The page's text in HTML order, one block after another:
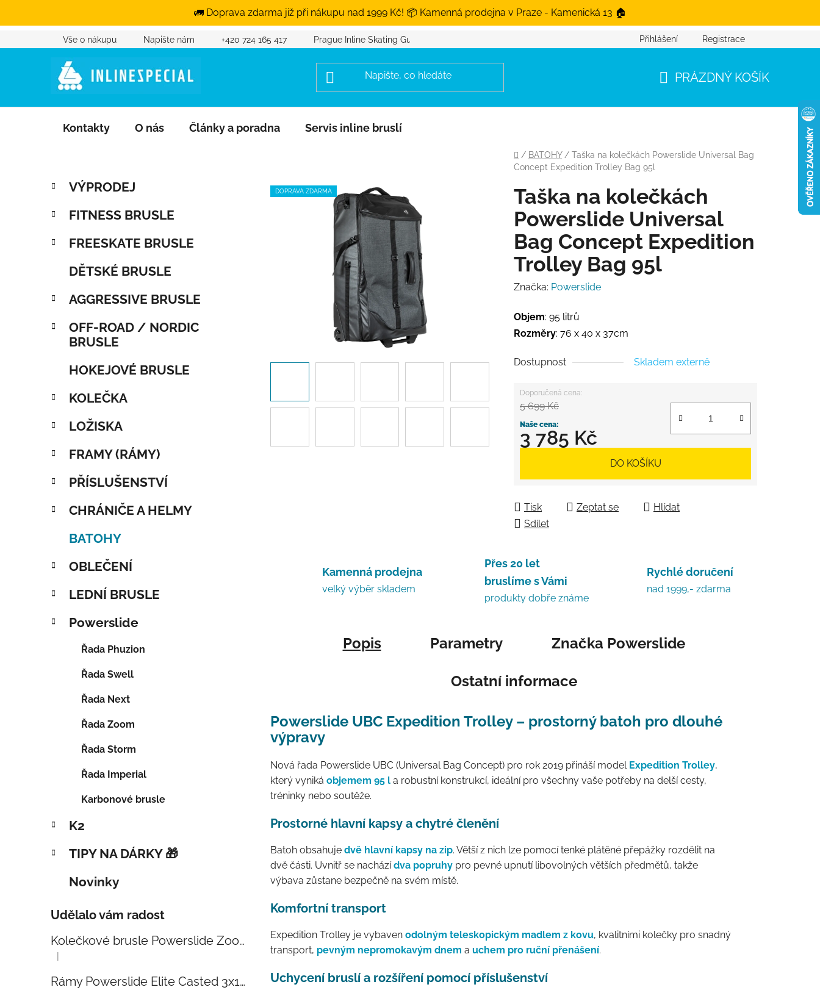
🚛 Doprava zdarma již při nákupu nad 1999 Kč! 📦 Kamenná prodejna v Praze - Kamenická 13 🏠
Přejít na obsah
Vše o nákupu Napište nám +420 724 165 417 Prague Inline Skating Guide Přihlášení Registrace
PRÁZDNÝ KOŠÍK
Kontakty O nás Články a poradna Servis inline bruslí
Domů
/ BATOHY / Taška na kolečkách Powerslide Universal Bag
Concept Expedition Trolley Bag 95l
Postranní panel
Přeskočit kategorie
Kategorie
VÝPRODEJ
FITNESS BRUSLE
FREESKATE BRUSLE
DĚTSKÉ BRUSLE
AGGRESSIVE BRUSLE
OFF-ROAD / NORDIC
BRUSLE
HOKEJOVÉ BRUSLE
KOLEČKA
LOŽISKA
FRAMY (RÁMY)
PŘÍSLUŠENSTVÍ
CHRÁNIČE A HELMY
BATOHY
OBLEČENÍ
LEDNÍ BRUSLE
Powerslide
Řada Phuzion
Řada Swell
Řada Next
Řada Zoom
Řada Storm
Řada Imperial
Karbonové brusle
K2
TIPY NA DÁRKY 🎁
Novinky
Udělalo vám radost
Kolečkové brusle Powerslide Zoom Baby Blue 80
Hodnocení produktu je 5 z 5 hvězdiček.
|
Rámy Powerslide Elite Casted 3x110 Trinity 270mm
Taška na kolečkách
Powerslide Universal
Bag Concept Expedition
Trolley Bag 95l
Značka: Powerslide
Objem: 95 litrů
Rozměry: 76 x 40 x 37cm
Dostupnost Skladem externě
5 699 Kč
3 785 Kč
DO KOŠÍKU
Tisk Zeptat se
Hlídat
Sdílet
DOPRAVA ZDARMA
Kamenná prodejna
velký výběr skladem
Přes 20 let
bruslíme s Vámi
produkty dobře známe
Rychlé doručení
nad 1999,- zdarma
Popis Parametry Značka Powerslide
Ostatní informace
Powerslide UBC Expedition Trolley – prostorný batoh pro dlouhé
výpravy
Nová řada Powerslide UBC (Universal Bag Concept) pro rok 2019 přináší model Expedition Trolley,
který vyniká objemem 95 l a robustní konstrukcí, ideální pro všechny vaše potřeby na delší cesty,
tréninky nebo soutěže.
Prostorné hlavní kapsy a chytré členění
Batoh obsahuje dvě hlavní kapsy na zip. Větší z nich lze pomocí tenké plátěné přepážky rozdělit na
dvě části. Uvnitř se nacházídva popruhy pro pevné upnutí libovolných větších předmětů, takže
výbava zůstane bezpečně na svém místě.
Komfortní transport
Expedition Trolley je vybaven odolným teleskopickým madlem z kovu, kvalitními kolečky pro snadný
transport, pevným nepromokavým dnem a uchem pro ruční přenášení.
Uchycení bruslí a rozšíření pomocí příslušenství